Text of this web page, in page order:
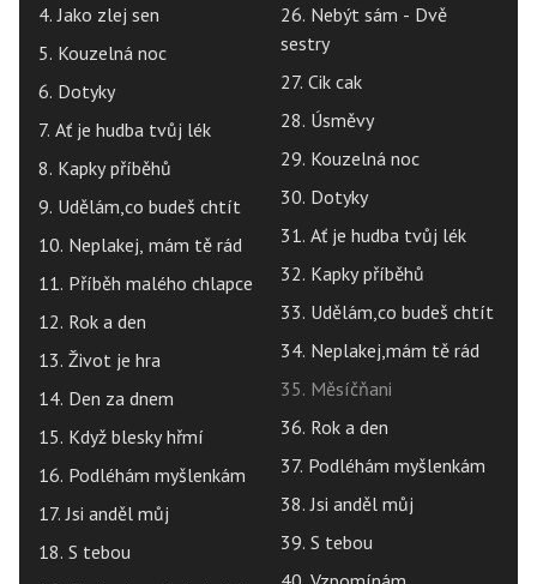
4. Jako zlej sen
5. Kouzelná noc
6. Dotyky
7. Ať je hudba tvůj lék
8. Kapky příběhů
9. Udělám,co budeš chtít
10. Neplakej, mám tě rád
11. Příběh malého chlapce
12. Rok a den
13. Život je hra
14. Den za dnem
15. Když blesky hřmí
16. Podléhám myšlenkám
17. Jsi anděl můj
18. S tebou
26. Nebýt sám - Dvě
sestry
27. Cik cak
28. Úsměvy
29. Kouzelná noc
30. Dotyky
31. Ať je hudba tvůj lék
32. Kapky příběhů
33. Udělám,co budeš chtít
34. Neplakej,mám tě rád
35. Měsíčňani
36. Rok a den
37. Podléhám myšlenkám
38. Jsi anděl můj
39. S tebou